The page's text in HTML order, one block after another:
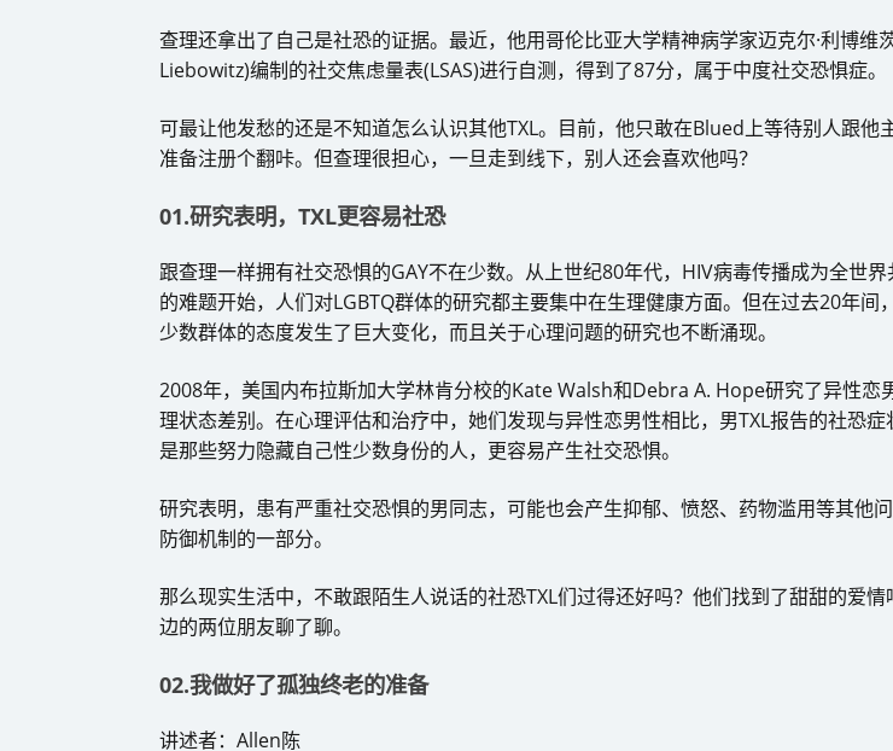
查理还拿出了自己是社恐的证据。最近，他用哥伦比亚大学精神病学家迈克尔·利博维
Liebowitz)编制的社交焦虑量表(LSAS)进行自测，得到了87分，属于中度社交恐惧症。
可最让他发愁的还是不知道怎么认识其他TXL。目前，他只敢在Blued上等待别人跟他
准备注册个翻咔。但查理很担心，一旦走到线下，别人还会喜欢他吗？
01.研究表明，TXL更容易社恐
跟查理一样拥有社交恐惧的GAY不在少数。从上世纪80年代，HIV病毒传播成为全世
的难题开始，人们对LGBTQ群体的研究都主要集中在生理健康方面。但在过去20年间
少数群体的态度发生了巨大变化，而且关于心理问题的研究也不断涌现。
2008年，美国内布拉斯加大学林肯分校的Kate Walsh和Debra A. Hope研究了异性恋
理状态差别。在心理评估和治疗中，她们发现与异性恋男性相比，男TXL报告的社恐
是那些努力隐藏自己性少数身份的人，更容易产生社交恐惧。
研究表明，患有严重社交恐惧的男同志，可能也会产生抑郁、愤怒、药物滥用等其他
防御机制的一部分。
那么现实生活中，不敢跟陌生人说话的社恐TXL们过得还好吗？他们找到了甜甜的爱情
边的两位朋友聊了聊。
02.我做好了孤独终老的准备
讲述者：Allen陈